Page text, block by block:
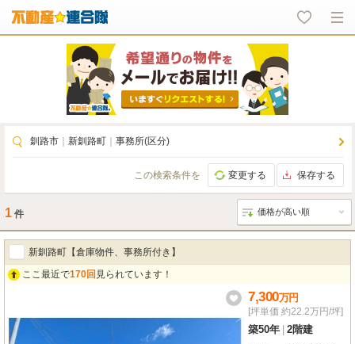
釧路市 新釧路町 事務所(区分)
この検索条件を 変更する 保存する
1 件
新釧路町【倉庫物件、事務所付き】
ここ最近で170回 見られています！
7,300万円
[坪単価 約22.2万円/坪]
築50年 2階建